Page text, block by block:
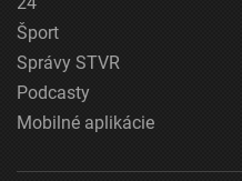
Šport
Správy STVR
Podcasty
Mobilné aplikácie